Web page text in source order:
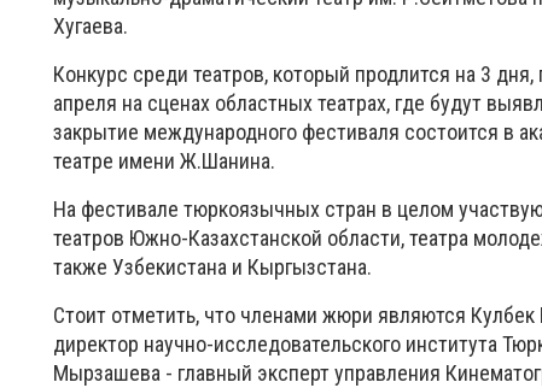
Хугаева.
Конкурс среди театров, который продлится на 3
апреля на сценах областных театрах, где будут
закрытие международного фестиваля состоится в
театре имени Ж.Шанина.
На фестивале тюркоязычных стран в целом
театров Южно-Казахстанской области, театра
также Узбекистана и Кыргызстана.
Стоит отметить, что членами жюри являются Кулбек
директор научно-исследовательского института
Мырзашева - главный эксперт управления